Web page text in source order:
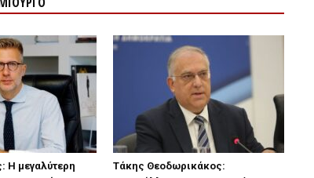
Η μεγαλύτερη
Τάκης Θεοδωρικάκος: